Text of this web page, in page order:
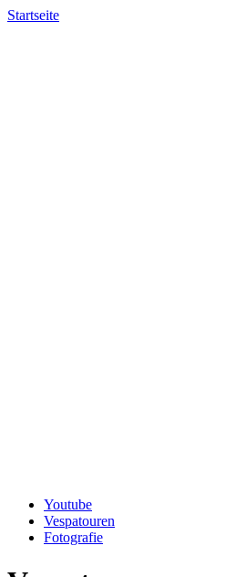
Startseite
Youtube
Vespatouren
Fotografie